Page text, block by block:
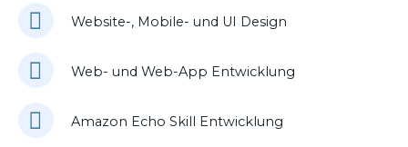
Website-, Mobile- und UI Design
Web- und Web-App Entwicklung
Amazon Echo Skill Entwicklung